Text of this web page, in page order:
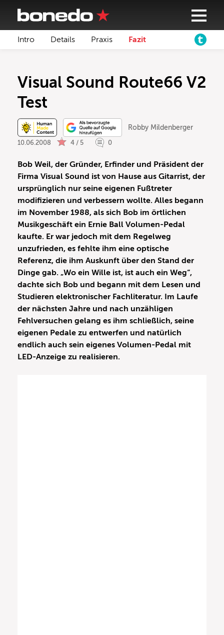
Intro Details Praxis Fazit
Visual Sound Route66 V2
Test
Robby Mildenberger
10.06.2008 4 / 5 0
Bob Weil, der Gründer, Erfinder und Präsident der
Firma Visual Sound ist von Hause aus Gitarrist, der
ursprünglich nur seine eigenen Fußtreter
modifizieren und verbessern wollte. Alles begann
im November 1988, als sich Bob im örtlichen
Musikgeschäft ein Ernie Ball Volumen-Pedal
kaufte. Er war jedoch mit dem Regelweg
unzufrieden, es fehlte ihm eine optische
Referenz, die ihm Auskunft über den Stand der
Dinge gab. „Wo ein Wille ist, ist auch ein Weg“,
dachte sich Bob und begann mit dem Lesen und
Studieren elektronischer Fachliteratur. Im Laufe
der nächsten Jahre und nach unzähligen
Fehlversuchen gelang es ihm schließlich, seine
eigenen Pedale zu entwerfen und natürlich
endlich auch sein eigenes Volumen-Pedal mit
LED-Anzeige zu realisieren.